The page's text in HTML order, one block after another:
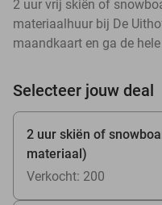
2 uur vrij skiën of
materiaalhuur bij De
maandkaart en ga de
Selecteer jouw deal
2 uur skiën of
materiaal)
Verkocht: 200